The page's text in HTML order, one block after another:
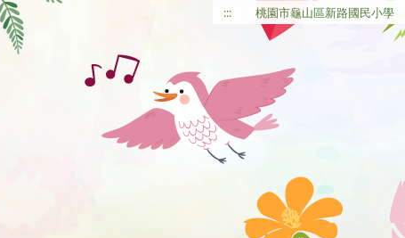
::: 桃園市龜山區新路國民小學